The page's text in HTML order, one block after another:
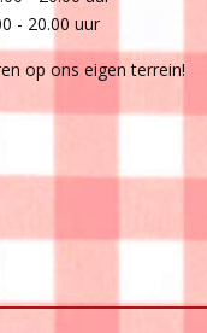
- 20.00 uur
op ons eigen terrein!